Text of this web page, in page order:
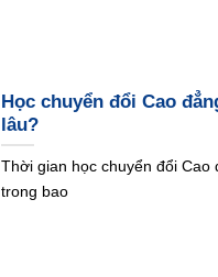
Học chuyển đổi Cao
lâu?
Thời gian học chuyển đổi Cao
trong bao